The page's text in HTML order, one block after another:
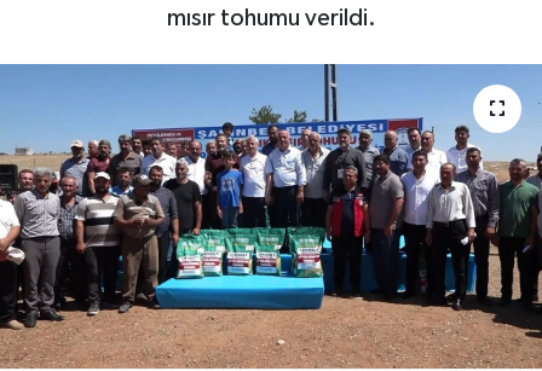
mısır tohumu verildi.
Kültür Sanat
Müzik
Piyasa
Resmi İlanlar
Sağlık